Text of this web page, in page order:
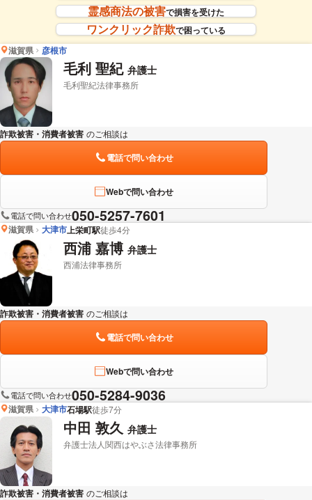
霊感商法の被害で損害を受けた
ワンクリック詐欺で困っている
滋賀県
彦根市
毛利 聖紀 弁護士
毛利聖紀法律事務所
詐欺被害・消費者被害 のご相談は
電話で問い合わせ
Webで問い合わせ
電話で問い合わせ050-5257-7601
滋賀県 大津市 上栄町駅徒歩4分
西浦 嘉博 弁護士
西浦法律事務所
詐欺被害・消費者被害 のご相談は
電話で問い合わせ
Webで問い合わせ
電話で問い合わせ050-5284-9036
滋賀県 大津市石場駅徒歩7分
中田 敦久 弁護士
弁護士法人関西はやぶさ法律事務所
詐欺被害・消費者被害 のご相談は